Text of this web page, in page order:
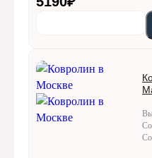
Горизонтальное
бесплатно не более чем на
этаж
до 4 м — 1000 руб
от 5 м — рассчитывается